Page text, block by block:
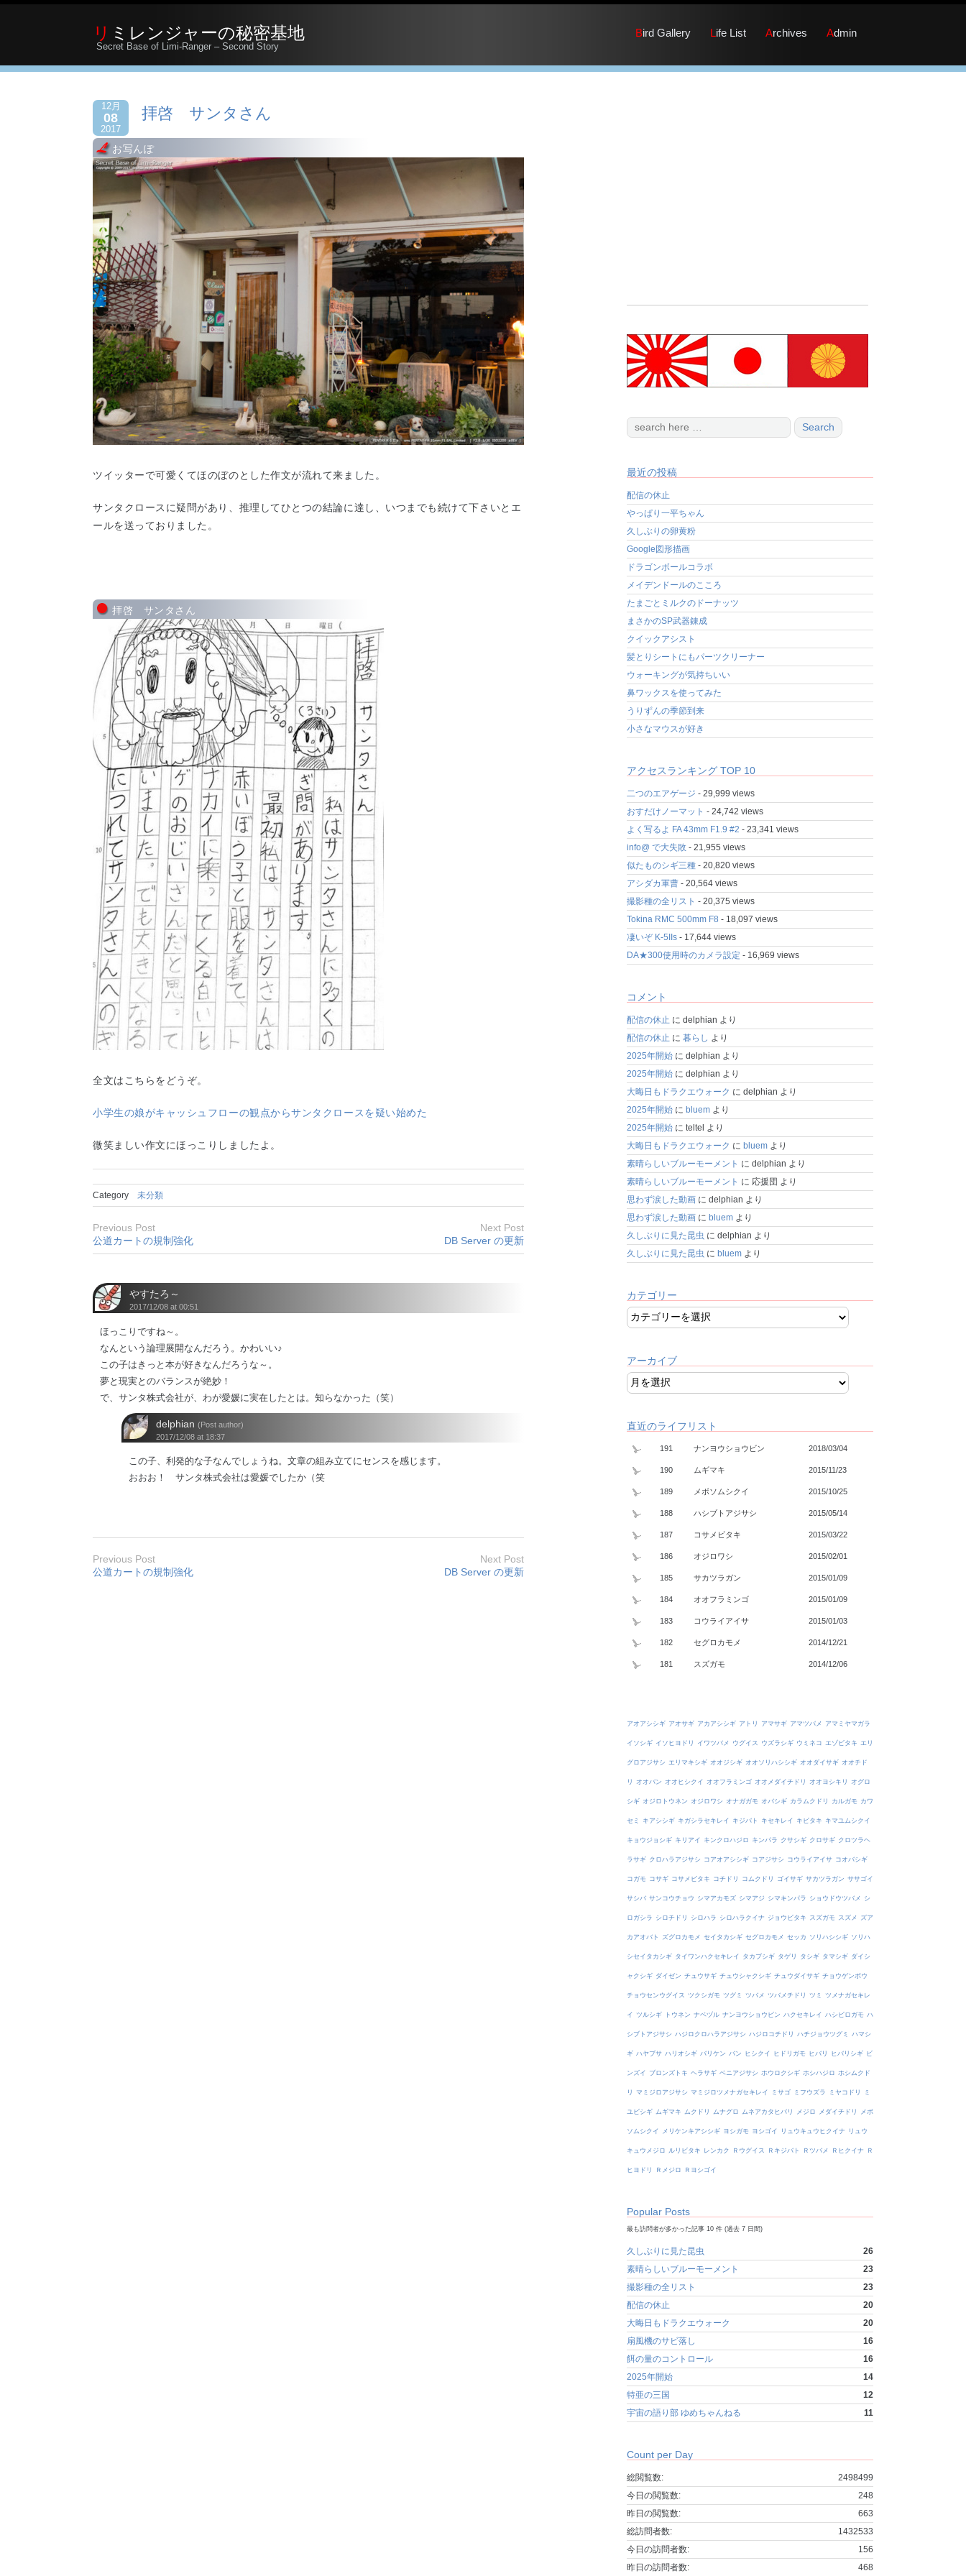
リミレンジャーの秘密基地
Secret Base of Limi-Ranger – Second Story
Bird Gallery Life List Archives Admin
12月
08
2017
拝啓 サンタさん
お写んぽ
ツイッターで可愛くてほのぼのとした作文が流れて来ました。
サンタクロースに疑問があり、推理してひとつの結論に達し、いつまでも続けて下さいとエ
ールを送っておりました。
拝啓 サンタさん
全文はこちらをどうぞ。
小学生の娘がキャッシュフローの観点からサンタクロースを疑い始めた
微笑ましい作文にほっこりしましたよ。
Category 未分類
Previous Post
公道カートの規制強化
Next Post
DB Server の更新
やすたろ～
2017/12/08 at 00:51
ほっこりですね～。
なんという論理展開なんだろう。かわいい♪
この子はきっと本が好きなんだろうな～。
夢と現実とのバランスが絶妙！
で、サンタ株式会社が、わが愛媛に実在したとは。知らなかった（笑）
delphian (Post author)
2017/12/08 at 18:37
この子、利発的な子なんでしょうね。文章の組み立てにセンスを感じます。
おおお！ サンタ株式会社は愛媛でしたか（笑
Previous Post
公道カートの規制強化
Next Post
DB Server の更新
最近の投稿
配信の休止
やっぱり一平ちゃん
久しぶりの卵黄粉
Google図形描画
ドラゴンボールコラボ
メイデンドールのこころ
たまごとミルクのドーナッツ
まさかのSP武器錬成
クイックアシスト
髪とりシートにもパーツクリーナー
ウォーキングが気持ちいい
鼻ワックスを使ってみた
うりずんの季節到来
小さなマウスが好き
アクセスランキング TOP 10
二つのエアゲージ - 29,999 views
おすだけノーマット - 24,742 views
よく写るよ FA 43mm F1.9 #2 - 23,341 views
info@ で大失敗- 21,955 views
似たものシギ三種- 20,820 views
アシダカ軍曹- 20,564 views
撮影種の全リスト - 20,375 views
Tokina RMC 500mm F8 - 18,097 views
凄いぞ K-5IIs- 17,644 views
DA★300使用時のカメラ設定 - 16,969 views
コメント
配信の休止 に delphian より
配信の休止 に 暮らし より
2025年開始に delphian より
2025年開始に delphian より
大晦日もドラクエウォーク に delphian より
2025年開始に bluemより
2025年開始に teltel より
大晦日もドラクエウォーク に bluemより
素晴らしいブルーモーメント に delphian より
素晴らしいブルーモーメント に 応援団 より
思わず涙した動画に delphian より
思わず涙した動画に bluemより
久しぶりに見た昆虫 に delphian より
久しぶりに見た昆虫 に bluemより
カテゴリー
アーカイブ
直近のライフリスト
191 ナンヨウショウビン 2018/03/04
190 ムギマキ 2015/11/23
189 メボソムシクイ 2015/10/25
188 ハシブトアジサシ 2015/05/14
187 コサメビタキ 2015/03/22
186 オジロワシ 2015/02/01
185 サカツラガン 2015/01/09
184 オオフラミンゴ 2015/01/09
183 コウライアイサ 2015/01/03
182 セグロカモメ 2014/12/21
181 スズガモ 2014/12/06
アオアシシギ アオサギ アカアシシギ アトリ アマサギ アマツバメ アマミヤマガラ
イソシギ イソヒヨドリ イワツバメ ウグイス ウズラシギ ウミネコ エゾビタキ エリ
グロアジサシ エリマキシギ オオジシギ オオソリハシシギ オオダイサギ オオチド
リ オオバン オオヒシクイ オオフラミンゴ オオメダイチドリ オオヨシキリ オグロ
シギ オジロトウネン オジロワシ オナガガモ オバシギ カラムクドリ カルガモ カワ
セミ キアシシギ キガシラセキレイ キジバト キセキレイ キビタキ キマユムシクイ
キョウジョシギ キリアイ キンクロハジロ キンパラ クサシギ クロサギ クロツラヘ
ラサギ クロハラアジサシ コアオアシシギ コアジサシ コウライアイサ コオバシギ
コガモ コサギ コサメビタキ コチドリ コムクドリ ゴイサギ サカツラガン ササゴイ
サシバ サンコウチョウ シマアカモズ シマアジ シマキンパラ ショウドウツバメ シ
ロガシラ シロチドリ シロハラ シロハラクイナ ジョウビタキ スズガモ スズメ ズア
カアオバト ズグロカモメ セイタカシギ セグロカモメ セッカ ソリハシシギ ソリハ
シセイタカシギ タイワンハクセキレイ タカブシギ タゲリ タシギ タマシギ ダイシ
ャクシギ ダイゼン チュウサギ チュウシャクシギ チュウダイサギ チョウゲンボウ
チョウセンウグイス ツクシガモ ツグミ ツバメ ツバメチドリ ツミ ツメナガセキレ
イ ツルシギ トウネン ナベヅル ナンヨウショウビン ハクセキレイ ハシビロガモ ハ
シブトアジサシ ハジロクロハラアジサシ ハジロコチドリ ハチジョウツグミ ハマシ
ギ ハヤブサ ハリオシギ バリケン バン ヒシクイ ヒドリガモ ヒバリ ヒバリシギ ビ
ンズイ ブロンズトキ ヘラサギ ベニアジサシ ホウロクシギ ホシハジロ ホシムクド
リ マミジロアジサシ マミジロツメナガセキレイ ミサゴ ミフウズラ ミヤコドリ ミ
ユビシギ ムギマキ ムクドリ ムナグロ ムネアカタヒバリ メジロ メダイチドリ メボ
ソムシクイ メリケンキアシシギ ヨシガモ ヨシゴイ リュウキュウヒクイナ リュウ
キュウメジロ ルリビタキ レンカク Ｒウグイス Ｒキジバト Ｒツバメ Ｒヒクイナ Ｒ
ヒヨドリ Ｒメジロ Ｒヨシゴイ
Popular Posts
最も訪問者が多かった記事 10 件 (過去 7 日間)
久しぶりに見た昆虫
26
素晴らしいブルーモーメント
23
撮影種の全リスト
23
配信の休止
20
大晦日もドラクエウォーク
20
扇風機のサビ落し
16
餌の量のコントロール
16
2025年開始
14
特亜の三国
12
宇宙の語り部 ゆめちゃんねる
11
Count per Day
2498499
総閲覧数:
248
今日の閲覧数:
663
昨日の閲覧数:
1432533
総訪問者数:
156
今日の訪問者数:
468
昨日の訪問者数: